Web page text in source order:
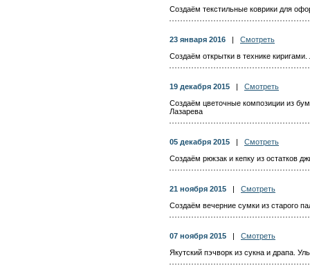
Создаём текстильные коврики для
23 января 2016
Смотреть
Создаём открытки в технике
19 декабря 2015
Смотреть
Создаём цветочные композиции из
Лазарева
05 декабря 2015
Смотреть
Создаём рюкзак и кепку из остатков
21 ноября 2015
Смотреть
Создаём вечерние сумки из старого
07 ноября 2015
Смотреть
Якутский пэчворк из сукна и драпа.